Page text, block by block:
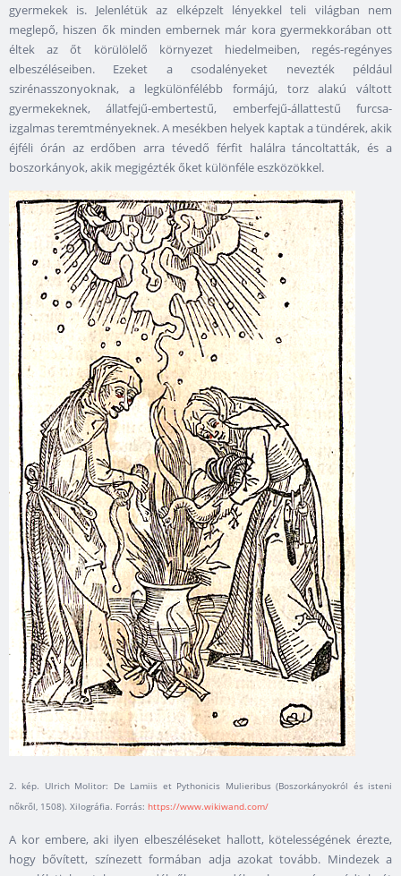
gyermekek is. Jelenlétük az elképzelt lényekkel teli világban nem
meglepő, hiszen ők minden embernek már kora gyermekkorában ott
éltek az őt körülölelő környezet hiedelmeiben, regés-regényes
elbeszéléseiben. Ezeket a csodalényeket nevezték például
szirénasszonyoknak, a legkülönfélébb formájú, torz alakú váltott
gyermekeknek, állatfejű-embertestű, emberfejű-állattestű furcsa-
izgalmas teremtményeknek. A mesékben helyek kaptak a tündérek, akik
éjféli órán az erdőben arra tévedő férfit halálra táncoltatták, és a
boszorkányok, akik megigézték őket különféle eszközökkel.
2. kép. Ulrich Molitor: De Lamiis et Pythonicis Mulieribus (Boszorkányokról és isteni
nőkről, 1508). Xilográfia. Forrás: https://www.wikiwand.com/
A kor embere, aki ilyen elbeszéléseket hallott, kötelességének érezte,
hogy bővített, színezett formában adja azokat tovább. Mindezek a